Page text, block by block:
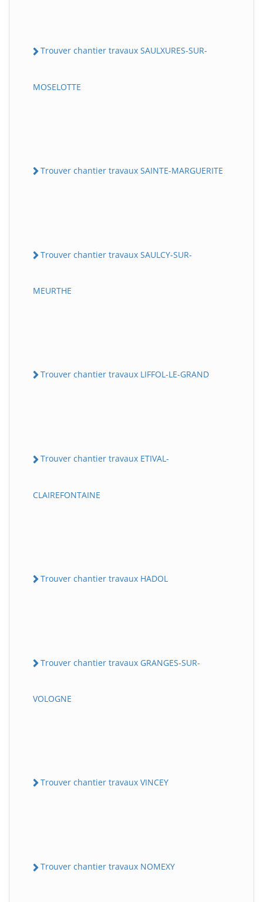
Trouver chantier travaux SAULXURES-SUR-
MOSELOTTE
Trouver chantier travaux SAINTE-MARGUERITE
Trouver chantier travaux SAULCY-SUR-
MEURTHE
Trouver chantier travaux LIFFOL-LE-GRAND
Trouver chantier travaux ETIVAL-
CLAIREFONTAINE
Trouver chantier travaux HADOL
Trouver chantier travaux GRANGES-SUR-
VOLOGNE
Trouver chantier travaux VINCEY
Trouver chantier travaux NOMEXY